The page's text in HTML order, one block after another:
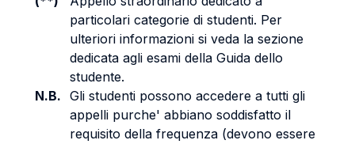
particolari categorie di studenti. Per
ulteriori informazioni si veda la sezione
dedicata agli esami della Guida dello
studente.
N.B. Gli studenti possono accedere a tutti gli
appelli purche' abbiano soddisfatto il
requisito della frequenza (devono essere